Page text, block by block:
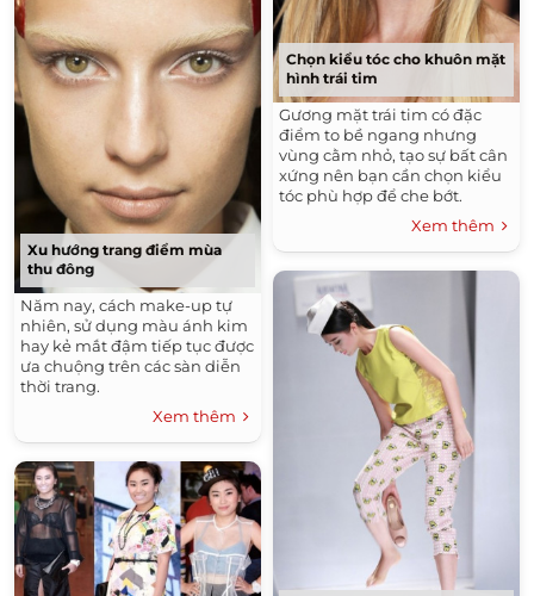
Xu hướng trang điểm mùa
thu đông
Năm nay, cách make-up tự
nhiên, sử dụng màu ánh kim
hay kẻ mắt đậm tiếp tục được
ưa chuộng trên các sàn diễn
thời trang.
Xem thêm
Chọn kiểu tóc cho khuôn mặt
hình trái tim
Gương mặt trái tim có đặc
điểm to bề ngang nhưng
vùng cằm nhỏ, tạo sự bất cân
xứng nên bạn cần chọn kiểu
tóc phù hợp để che bớt.
Xem thêm